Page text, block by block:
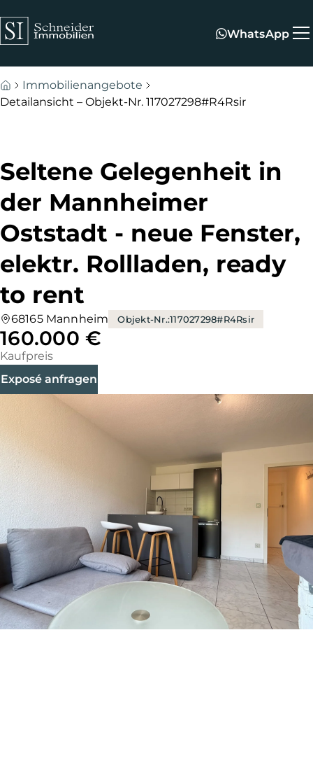
Zum Fuß springen
WhatsApp
Immobilienangebote
Detailansicht – Objekt-Nr. 117027298#R4Rsir
Seltene Gelegenheit in
der Mannheimer
Oststadt - neue Fenster,
elektr. Rollladen, ready
to rent
68165 Mannheim Objekt-Nr.:117027298#R4Rsir
160.000 €
Kaufpreis
Exposé anfragen